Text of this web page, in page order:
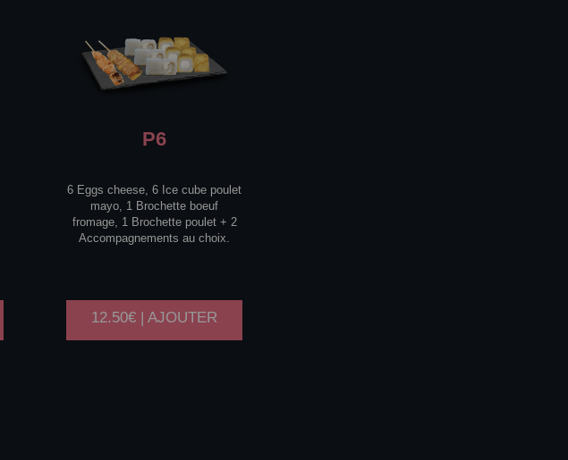
P6
6 Eggs cheese, 6 Ice cube poulet
mayo, 1 Brochette boeuf
fromage, 1 Brochette poulet + 2
Accompagnements au choix.
12.50€ | AJOUTER